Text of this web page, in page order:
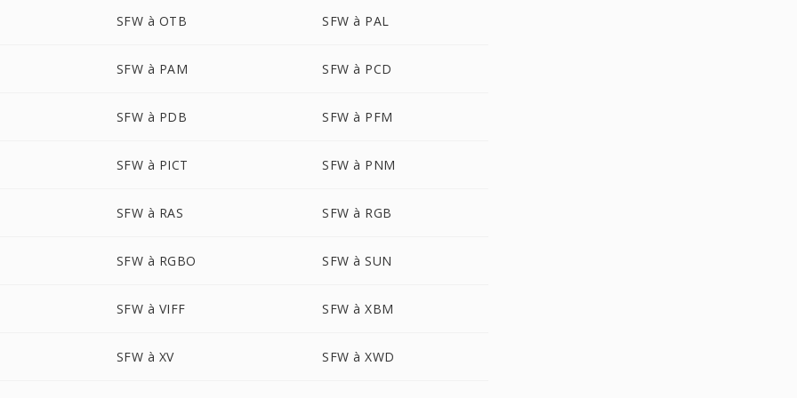
SFW à OTB SFW à PAL
SFW à PAM SFW à PCD
SFW à PDB SFW à PFM
SFW à PICT SFW à PNM
SFW à RAS SFW à RGB
SFW à RGBO SFW à SUN
SFW à VIFF SFW à XBM
SFW à XV SFW à XWD